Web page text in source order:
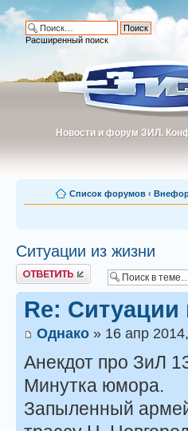
Новости и форум ЗИЛ.
Новости и форум ЗИЛ.
Расширенный поиск
Список форумов ‹
Ситуации из жизни
Ответить
Re: Ситуации
Однако » 16 апр
Анекдот про ЗиЛ
Минутка юмора.
Запыленный